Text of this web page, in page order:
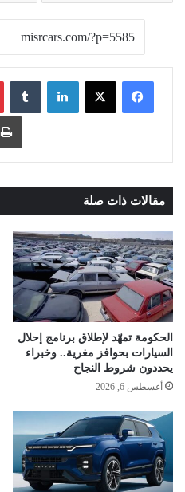
لينكدإن ‏Tumblr
مقالات ذات صلة
الحكومة تمهّد لإطلاق برنامج إحلال
السيارات بحوافز مغرية.. وخبراء
يحددون شروط النجاح
أغسطس 6, 2026